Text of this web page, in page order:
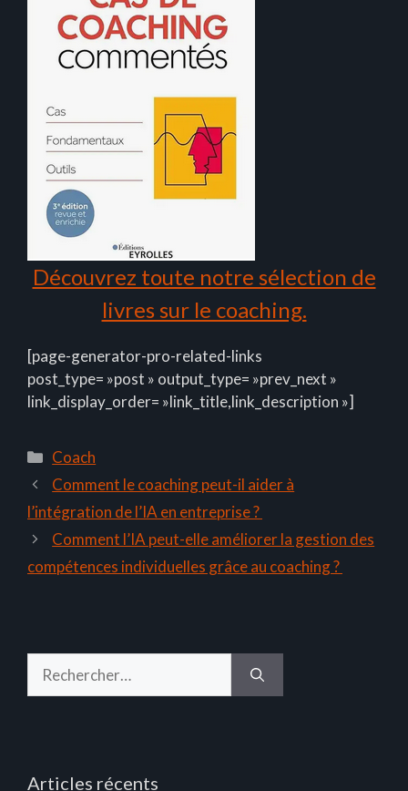
Découvrez toute notre sélection de
livres sur le coaching.
[page-generator-pro-related-links
post_type= »post » output_type= »prev_next »
link_display_order= »link_title,link_description »]
Catégories
Coach
Comment le coaching peut-il aider à
l’intégration de l’IA en entreprise ?
Comment l’IA peut-elle améliorer la gestion des
compétences individuelles grâce au coaching ?
Articles récents